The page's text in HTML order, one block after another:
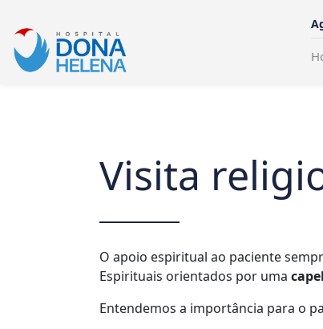
Visita
O apoio espiritual ao paciente
Espirituais orientados por uma
Entendemos a importância para o